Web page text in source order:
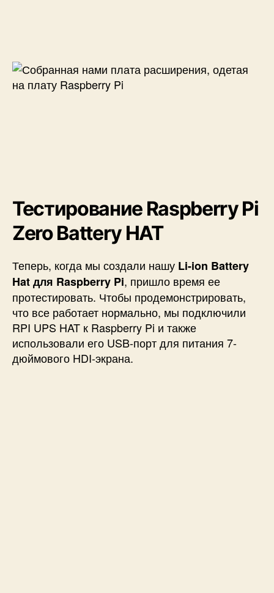
Тестирование Raspberry Pi
Zero Battery HAT
Теперь, когда мы создали нашу Li-ion Battery
Hat для Raspberry Pi, пришло время ее
протестировать. Чтобы продемонстрировать,
что все работает нормально, мы подключили
RPI UPS HAT к Raspberry Pi и также
использовали его USB-порт для питания 7-
дюймового HDI-экрана.